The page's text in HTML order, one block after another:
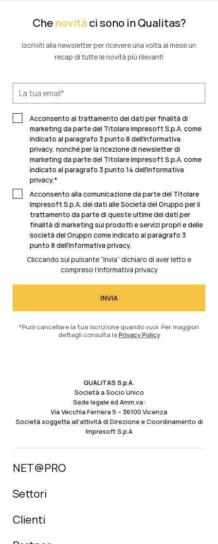
Che novità ci sono in Qualitas?
Iscriviti alla newsletter per ricevere una volta al mese un
recap di tutte le novità più rilevanti
Acconsento al trattamento dei dati per finalità di
marketing da parte del Titolare Impresoft S.p.A. come
indicato al paragrafo 3 punto 8 dell'informativa
privacy, nonché per la ricezione di newsletter di
marketing da parte del Titolare Impresoft S.p.A. come
indicato al paragrafo 3 punto 14 dell'informativa
privacy.*
Acconsento alla comunicazione da parte del Titolare
Impresoft S.p.A. dei dati alle Società del Gruppo per il
trattamento da parte di queste ultime dei dati per
finalità di marketing sui prodotti e servizi propri e delle
società del Gruppo come indicato al paragrafo 3
punto 8 dell'informativa privacy.
Cliccando sul pulsante “Invia” dichiaro di aver letto e
compreso l’informativa privacy
*Puoi cancellare la tua iscrizione quando vuoi. Per maggiori
dettagli consulta la Privacy Policy
QUALITAS S.p.A.
Società a Socio Unico
Sede legale ed Amm.va:
Via Vecchia Ferriera 5 – 36100 Vicenza
Società soggetta all’attività di Direzione e Coordinamento di
Impresoft S.p.A
NET@PRO
Settori
Clienti